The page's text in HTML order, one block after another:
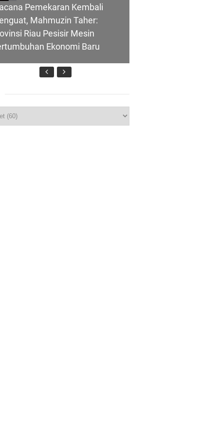
Skema
Pemekaran Kembali
Mahmuzin Taher:
Riau Pesisir Mesin
Ekonomi Baru
IBI Ke-75, Bupati Asmar: